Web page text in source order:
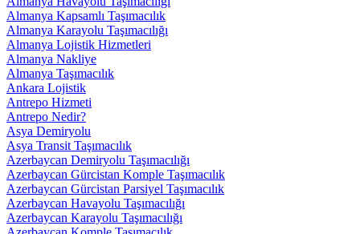
Almanya Kapsamlı Taşımacılık
Almanya Karayolu Taşımacılığı
Almanya Lojistik Hizmetleri
Almanya Nakliye
Almanya Taşımacılık
Ankara Lojistik
Antrepo Hizmeti
Antrepo Nedir?
Asya Demiryolu
Asya Transit Taşımacılık
Azerbaycan Demiryolu Taşımacılığı
Azerbaycan Gürcistan Komple Taşımacılık
Azerbaycan Gürcistan Parsiyel Taşımacılık
Azerbaycan Havayolu Taşımacılığı
Azerbaycan Karayolu Taşımacılığı